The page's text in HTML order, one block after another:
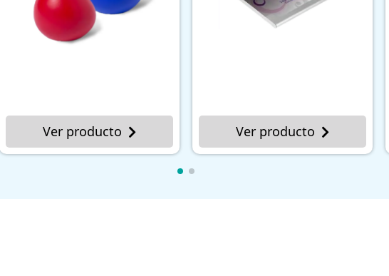
Ver producto Ver producto